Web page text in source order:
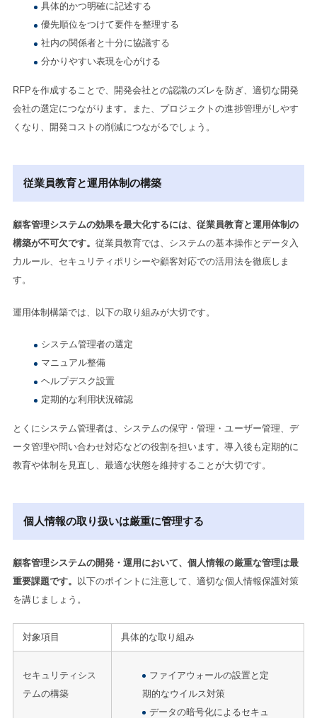
具体的かつ明確に記述する
優先順位をつけて要件を整理する
社内の関係者と十分に協議する
分かりやすい表現を心がける
RFPを作成することで、開発会社との認識のズレを防ぎ、適切な開発
会社の選定につながります。また、プロジェクトの進捗管理がしやす
くなり、開発コストの削減につながるでしょう。
従業員教育と運用体制の構築
顧客管理システムの効果を最大化するには、従業員教育と運用体制の
構築が不可欠です。従業員教育では、システムの基本操作とデータ入
力ルール、セキュリティポリシーや顧客対応での活用法を徹底しま
す。
運用体制構築では、以下の取り組みが大切です。
システム管理者の選定
マニュアル整備
ヘルプデスク設置
定期的な利用状況確認
とくにシステム管理者は、システムの保守・管理・ユーザー管理、デ
ータ管理や問い合わせ対応などの役割を担います。導入後も定期的に
教育や体制を見直し、最適な状態を維持することが大切です。
個人情報の取り扱いは厳重に管理する
顧客管理システムの開発・運用において、個人情報の厳重な管理は最
重要課題です。
以下のポイントに注意して、適切な個人情報保護対策
を講じましょう。
対象項目 具体的な取り組み
セキュリティシス
テムの構築
ファイアウォールの設置と定
期的なウイルス対策
データの暗号化によるセキュ